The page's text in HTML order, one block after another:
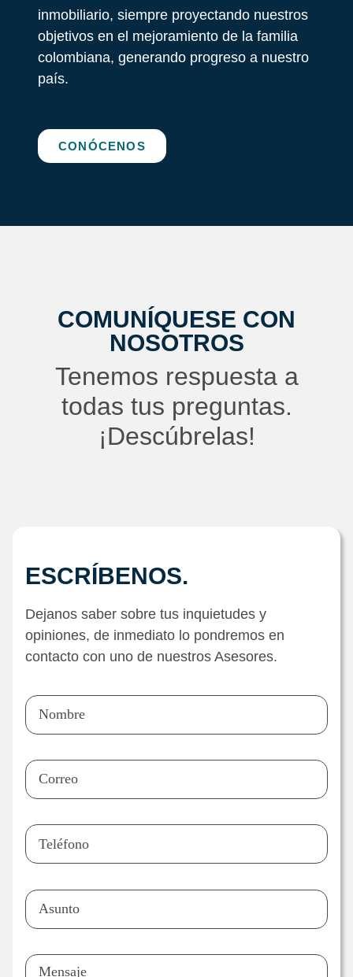
inmobiliario, siempre proyectando nuestros
objetivos en el mejoramiento de la familia
colombiana, generando progreso a nuestro
país.
CONÓCENOS
COMUNÍQUESE CON
NOSOTROS
Tenemos respuesta a
todas tus preguntas.
¡Descúbrelas!
ESCRÍBENOS.
Dejanos saber sobre tus inquietudes y
opiniones, de inmediato lo pondremos en
contacto con uno de nuestros Asesores.